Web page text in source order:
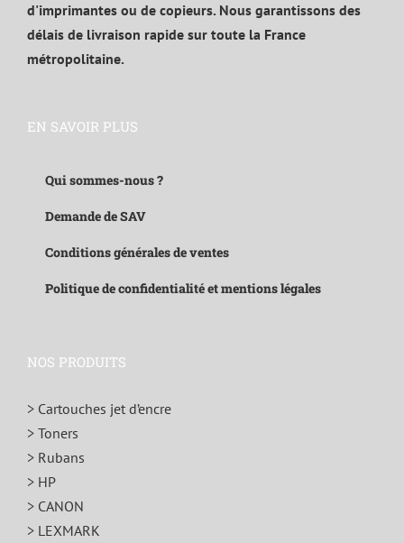
d'imprimantes ou de copieurs. Nous garantissons des
délais de livraison rapide sur toute la France
métropolitaine.
EN SAVOIR PLUS
Qui sommes-nous ?
Demande de SAV
Conditions générales de ventes
Politique de confidentialité et mentions légales
NOS PRODUITS
> Cartouches jet d’encre
> Toners
> Rubans
> HP
> CANON
> LEXMARK